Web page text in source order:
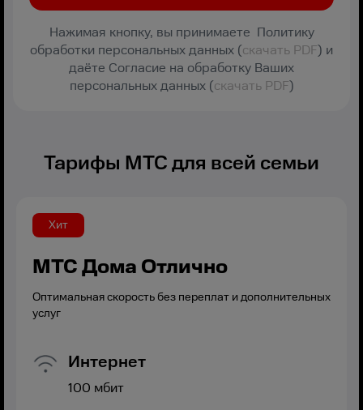
Нажимая кнопку, вы принимаете Политику
обработки персональных данных (скачать PDF) и
даёте Согласие на обработку Ваших
персональных данных (скачать PDF)
Тарифы МТС для всей семьи
Хит
МТС Дома Отлично
Оптимальная скорость без переплат и дополнительных
услуг
Интернет
100 мбит